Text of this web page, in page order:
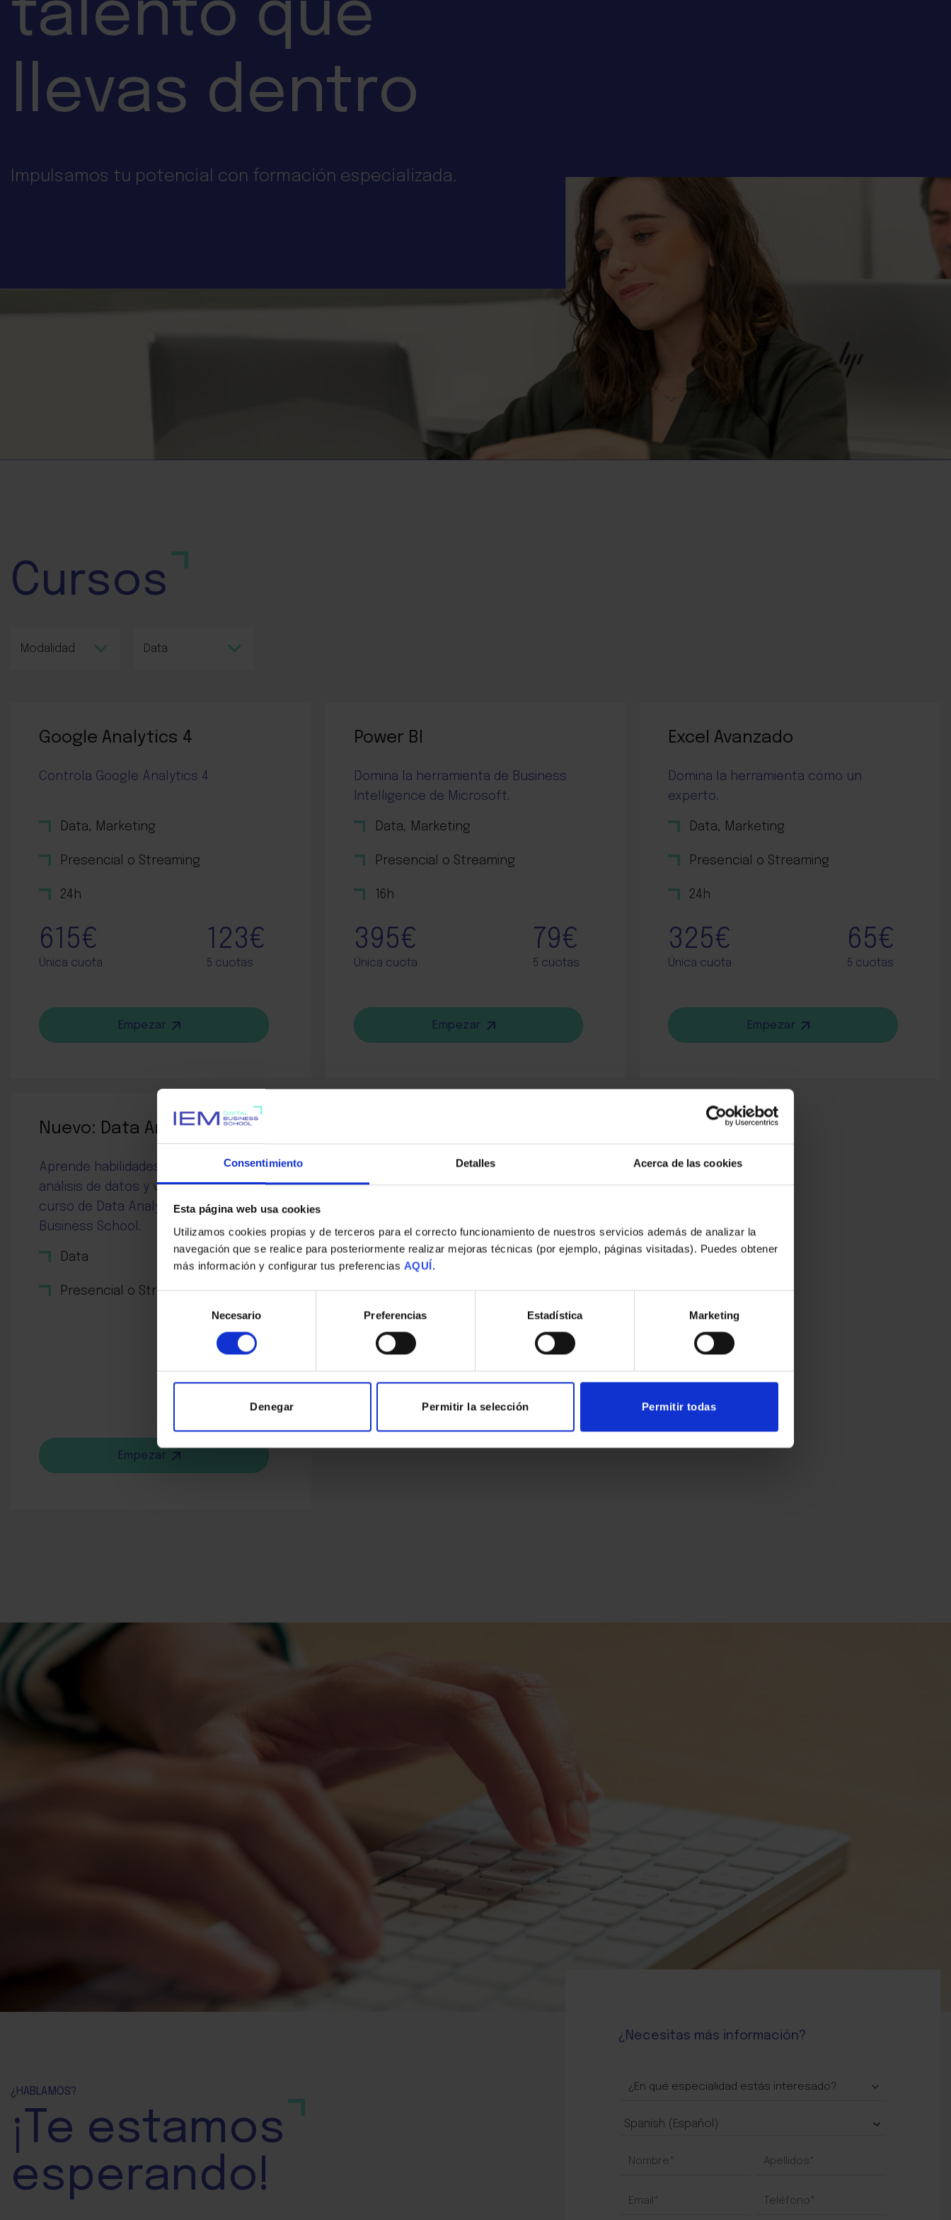
Consentimiento Detalles Acerca de las cookies
Esta página web usa cookies
Utilizamos cookies propias y de terceros para el correcto funcionamiento de nuestros servicios además de analizar la
navegación que se realice para posteriormente realizar mejoras técnicas (por ejemplo, páginas visitadas). Puedes obtener
más información y configurar tus preferencias AQUÍ.
consentimiento
Necesario Preferencias Estadística Marketing
Denegar Permitir la selección Permitir todas
talento que
llevas dentro
Impulsamos tu potencial con formación especializada.
Cursos
Google Analytics 4
Controla Google Analytics 4
Data, Marketing
Presencial o Streaming
24h
615€
Única cuota
123€
5 cuotas
Empezar
Power BI
Domina la herramienta de Business
Intelligence de Microsoft.
Data, Marketing
Presencial o Streaming
16h
395€
Única cuota
79€
5 cuotas
Empezar
Excel Avanzado
Domina la herramienta cómo un
experto.
Data, Marketing
Presencial o Streaming
24h
325€
Única cuota
65€
5 cuotas
Empezar
Nuevo: Data Analytics
Aprende habilidades críticas de
análisis de datos y visualización en el
curso de Data Analytics de IEM
Business School.
Data
Presencial o Streaming
Empezar
¿HABLAMOS?
¡Te estamos
esperando!
¿Necesitas más información?
CONTACTO
Spanish (Español)